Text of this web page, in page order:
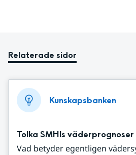
Relaterade sidor
Kunskapsbanken
Tolka SMHIs väderprognoser
Vad betyder egentligen